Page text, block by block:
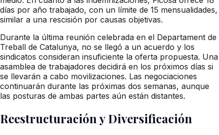
días por año trabajado, con un límite de 15 mensualidades,
similar a una rescisión por causas objetivas.
Durante la última reunión celebrada en el Departament de
Treball de Catalunya, no se llegó a un acuerdo y los
sindicatos consideran insuficiente la oferta propuesta. Una
asamblea de trabajadores decidirá en los próximos días si
se llevarán a cabo movilizaciones. Las negociaciones
continuarán durante las próximas dos semanas, aunque
las posturas de ambas partes aún están distantes.
Reestructuración y Diversificación